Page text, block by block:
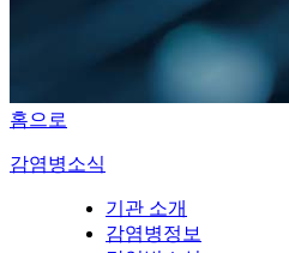
홈으로
감염병소식
기관 소개
감염병정보